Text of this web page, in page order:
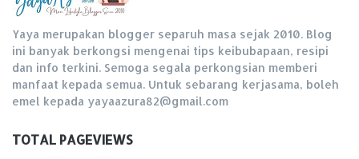
Yaya merupakan blogger separuh masa sejak 2010. Blog
ini banyak berkongsi mengenai tips keibubapaan, resipi
dan info terkini. Semoga segala perkongsian memberi
manfaat kepada semua. Untuk sebarang kerjasama, boleh
emel kepada yayaazura82@gmail.com
TOTAL PAGEVIEWS